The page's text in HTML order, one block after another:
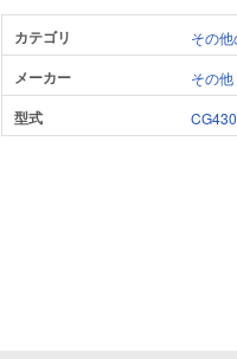
カテゴリ その
メーカー その他
型式 CG430